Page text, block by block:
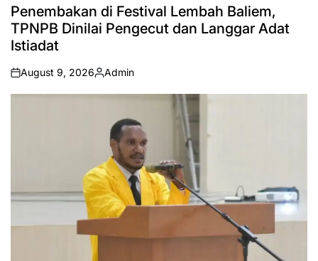
IN
Penembakan di Festival Lembah Baliem,
TPNPB Dinilai Pengecut dan Langgar Adat
Istiadat
on
August 9, 2026
Posted
by
Admin